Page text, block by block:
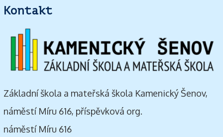
Kontakt
Základní škola a mateřská škola Kamenický Šenov,
náměstí Míru 616, příspěvková org.
náměstí Míru 616